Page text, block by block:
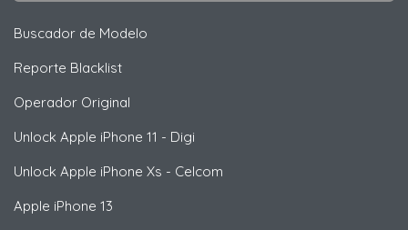
Buscador de Modelo
Reporte Blacklist
Operador Original
Unlock Apple iPhone 11 - Digi
Unlock Apple iPhone Xs - Celcom
Apple iPhone 13